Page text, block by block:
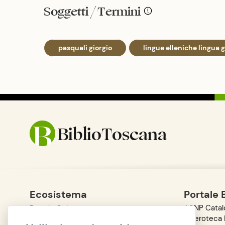
Soggetti / Termini
pasquali giorgio lingue elleniche lingua
BiblioToscana
Ecosistema
Portale Cultura
Portale
ACNP